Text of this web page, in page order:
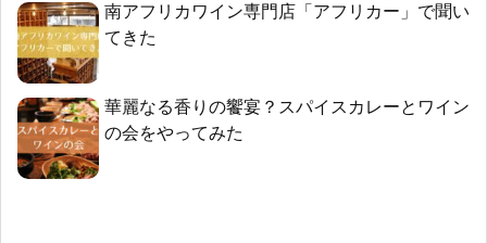
南アフリカワイン専門店「アフリカー」で聞い
てきた
華麗なる香りの饗宴？スパイスカレーとワイン
の会をやってみた